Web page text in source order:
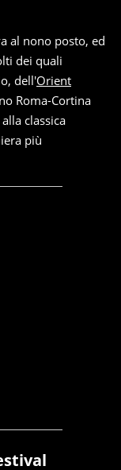
al nono posto, ed
dei quali
dell'Orient
Roma-Cortina
classica
più